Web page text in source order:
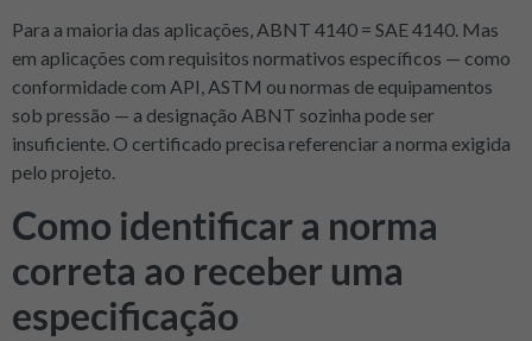
Para a maioria das aplicações, ABNT 4140 = SAE 4140. Mas
em aplicações com requisitos normativos específicos — como
conformidade com API, ASTM ou normas de equipamentos
sob pressão — a designação ABNT sozinha pode ser
insuficiente. O certificado precisa referenciar a norma exigida
pelo projeto.
Como identificar a norma
correta ao receber uma
especificação